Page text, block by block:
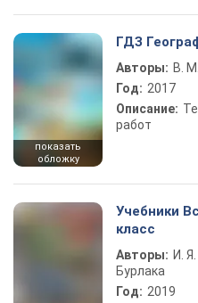
показать
обложку
ГДЗ
Авторы: В.
Год: 2017
Описание:
работ
Учебники
класс
Авторы: И.
Бурлака
Год: 2019